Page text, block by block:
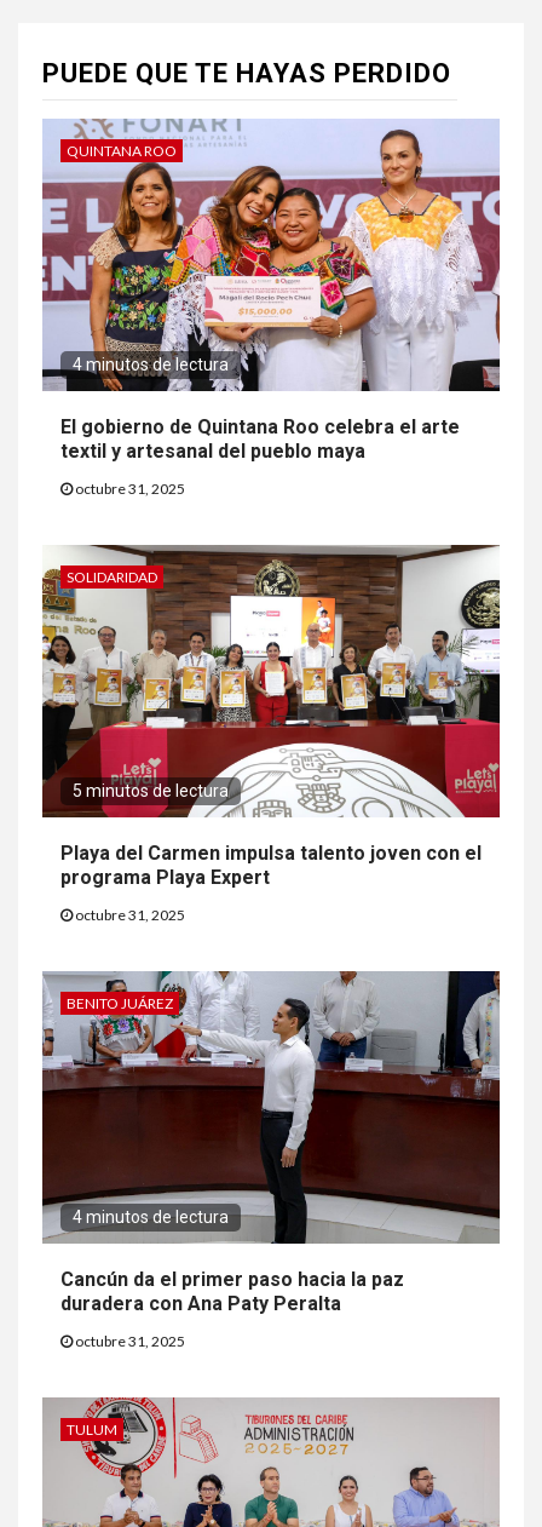
PUEDE QUE TE HAYAS PERDIDO
QUINTANA ROO
4 minutos de lectura
El gobierno de Quintana Roo celebra el arte
textil y artesanal del pueblo maya
octubre 31, 2025
SOLIDARIDAD
5 minutos de lectura
Playa del Carmen impulsa talento joven con el
programa Playa Expert
octubre 31, 2025
BENITO JUÁREZ
4 minutos de lectura
Cancún da el primer paso hacia la paz
duradera con Ana Paty Peralta
octubre 31, 2025
TULUM